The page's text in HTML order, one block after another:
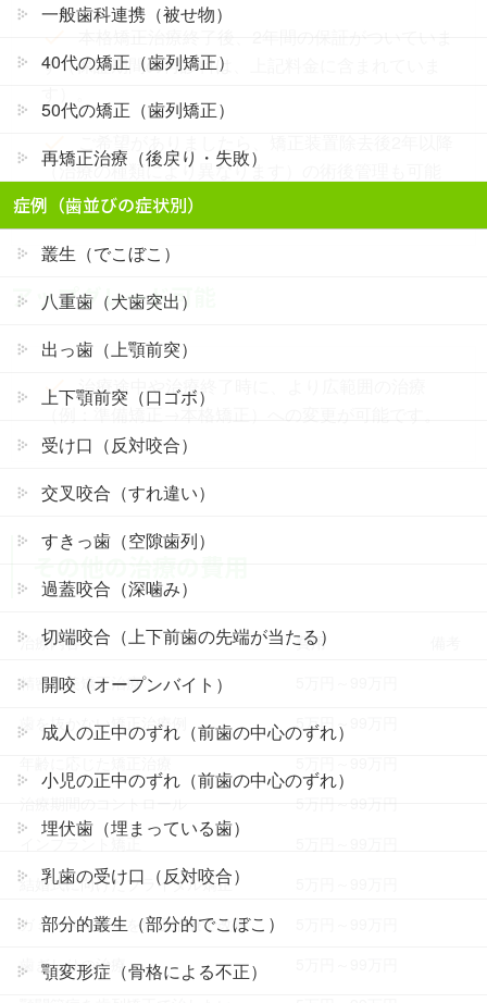
す（保証期間の再診料は、上記料金に含まれていま
（治療の種類により異なります）の術後管理も可能
です。
アップグレード可能
治療途中や治療終了時に、より広範囲の治療
（例：準備矯正→本格矯正）への変更が可能です。
治療内容 費用
精密審美矯正治療
歯を抜かない矯正治療例
5万円～99万円
治療期間のコントロール
5万円～99万円
インプラント矯正
結婚式に向けたブライダル矯正
ガミースマイルを矯正治療で改善
歯ぎしりの治療
一般歯科連携（被せ物）
40代の矯正（歯列矯正）
50代の矯正（歯列矯正）
再矯正治療（後戻り・失敗）
症例（歯並びの症状別）
叢生（でこぼこ）
八重歯（犬歯突出）
出っ歯（上顎前突）
上下顎前突（口ゴボ）
受け口（反対咬合）
交叉咬合（すれ違い）
すきっ歯（空隙歯列）
過蓋咬合（深噛み）
切端咬合（上下前歯の先端が当たる）
開咬（オープンバイト）
成人の正中のずれ（前歯の中心のずれ）
小児の正中のずれ（前歯の中心のずれ）
埋伏歯（埋まっている歯）
乳歯の受け口（反対咬合）
部分的叢生（部分的でこぼこ）
顎変形症（骨格による不正）